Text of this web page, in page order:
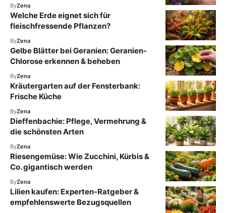
ByZena
Welche Erde eignet sich für
fleischfressende Pflanzen?
ByZena
Gelbe Blätter bei Geranien: Geranien-
Chlorose erkennen & beheben
ByZena
Kräutergarten auf der Fensterbank:
Frische Küche
ByZena
Dieffenbachie: Pflege, Vermehrung &
die schönsten Arten
ByZena
Riesengemüse: Wie Zucchini, Kürbis &
Co. gigantisch werden
ByZena
Lilien kaufen: Experten-Ratgeber &
empfehlenswerte Bezugsquellen